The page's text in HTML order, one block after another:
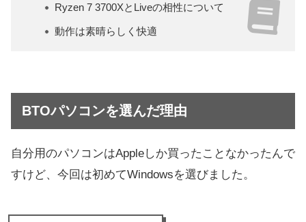
Ryzen 7 3700XとLiveの相性について
動作は素晴らしく快適
BTOパソコンを選んだ理由
自分用のパソコンはAppleしか買ったことなかったんで
すけど、今回は初めてWindowsを選びました。